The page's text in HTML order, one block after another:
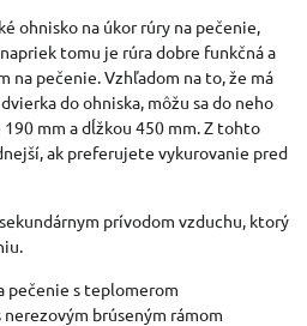
ohnisko na úkor rúry na pečenie,
tomu je rúra dobre funkčná a
na pečenie. Vzhľadom na to, že má
do ohniska, môžu sa do neho
mm a dĺžkou 450 mm. Z tohto
ak preferujete vykurovanie pred
prívodom vzduchu, ktorý
pečenie s teplomerom
brúseným rámom